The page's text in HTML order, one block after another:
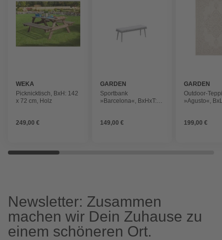
WEKA
Picknicktisch, BxH: 142
x 72 cm, Holz
249,00 €
GARDEN
IMPRESSIONS
Sportbank
»Barcelona«, BxHxT:
taupe/sand
149,00 €
GARDEN
Outdoor-
»Agusto«,
199,00 €
Newsletter: Zusammen
machen wir Dein Zuhause zu
einem schöneren Ort.